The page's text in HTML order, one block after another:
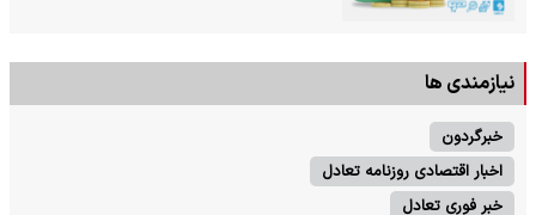
نیازمندی ها
خبرگردون
اخبار اقتصادی روزنامه تعادل
خبر فوری تعادل